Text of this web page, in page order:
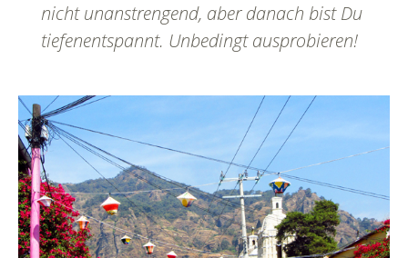
nicht unanstrengend, aber danach bist Du
tiefenentspannt. Unbedingt ausprobieren!